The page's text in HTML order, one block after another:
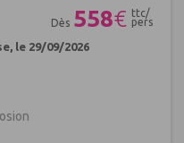
Dès 558€ ttc/
pers
le 29/09/2026